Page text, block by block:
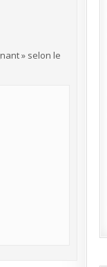
» selon le